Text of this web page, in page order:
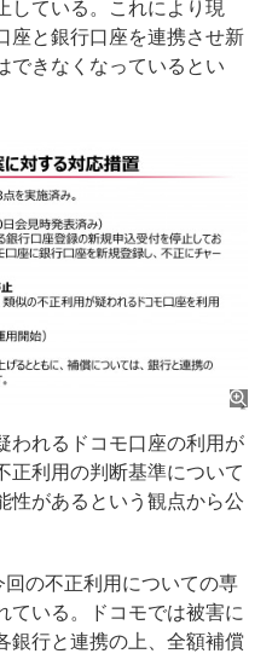
している。これにより現
座と銀行口座を連携させ新
できなくなっているとい
れるドコモ口座の利用が
正利用の判断基準について
性があるという観点から公
の不正利用についての専
ている。ドコモでは被害に
銀行と連携の上、全額補償